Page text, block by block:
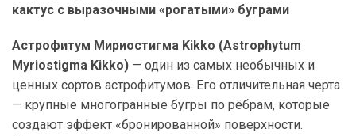
кактус с выразочными «рогатыми» буграми
Астрофитум Мириостигма Kikko (Astrophytum
Myriostigma Kikko) — один из самых необычных и
ценных сортов астрофитумов. Его отличительная черта
— крупные многогранные бугры по рёбрам, которые
создают эффект «бронированной» поверхности.